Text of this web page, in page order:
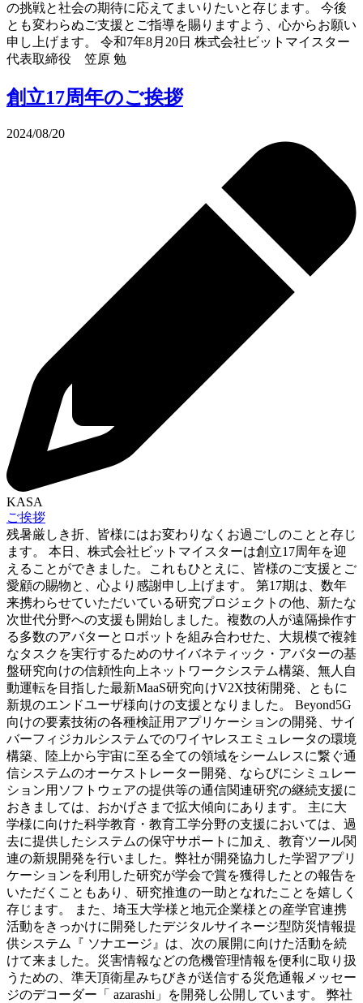
の挑戦と社会の期待に応えてまいりたいと存じます。 今後
とも変わらぬご支援とご指導を賜りますよう、心からお願い
申し上げます。 令和7年8月20日 株式会社ビットマイスター
代表取締役 笠原 勉
創立17周年のご挨拶
2024/08/20
KASA
ご挨拶
残暑厳しき折、皆様にはお変わりなくお過ごしのことと存じ
ます。 本日、株式会社ビットマイスターは創立17周年を迎
えることができました。これもひとえに、皆様のご支援とご
愛顧の賜物と、心より感謝申し上げます。 第17期は、数年
来携わらせていただいている研究プロジェクトの他、新たな
次世代分野への支援も開始しました。複数の人が遠隔操作す
る多数のアバターとロボットを組み合わせた、大規模で複雑
なタスクを実行するためのサイバネティック・アバターの基
盤研究向けの信頼性向上ネットワークシステム構築、無人自
動運転を目指した最新MaaS研究向けV2X技術開発、ともに
新規のエンドユーザ様向けの支援となりました。 Beyond5G
向けの要素技術の各種検証用アプリケーションの開発、サイ
バーフィジカルシステムでのワイヤレスエミュレータの環境
構築、陸上から宇宙に至る全ての領域をシームレスに繋ぐ通
信システムのオーケストレーター開発、ならびにシミュレー
ション用ソフトウェアの提供等の通信関連研究の継続支援に
おきましては、おかげさまで拡大傾向にあります。 主に大
学様に向けた科学教育・教育工学分野の支援においては、過
去に提供したシステムの保守サポートに加え、教育ツール関
連の新規開発を行いました。弊社が開発協力した学習アプリ
ケーションを利用した研究が学会で賞を獲得したとの報告を
いただくこともあり、研究推進の一助となれたことを嬉しく
存じます。 また、埼玉大学様と地元企業様との産学官連携
活動をきっかけに開発したデジタルサイネージ型防災情報提
供システム『 ソナエージ』は、次の展開に向けた活動を続
けて来ました。災害情報などの危機管理情報を便利に取り扱
うための、準天頂衛星みちびきが送信する災危通報メッセー
ジのデコーダー「 azarashi」を開発し公開しています。 弊社